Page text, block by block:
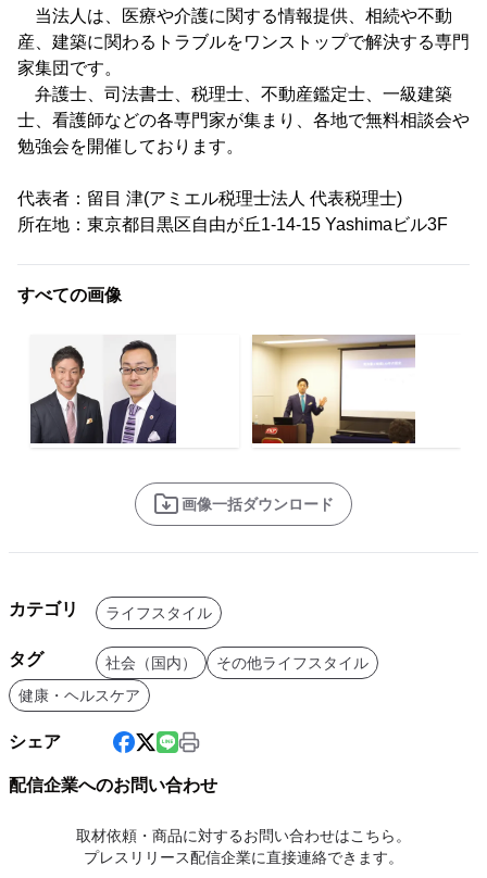
当法人は、医療や介護に関する情報提供、相続や不動
産、建築に関わるトラブルをワンストップで解決する専門
家集団です。
弁護士、司法書士、税理士、不動産鑑定士、一級建築
士、看護師などの各専門家が集まり、各地で無料相談会や
勉強会を開催しております。
代表者：留目 津(アミエル税理士法人 代表税理士)
所在地：東京都目黒区自由が丘1-14-15 Yashimaビル3F
すべての画像
画像一括ダウンロード
カテゴリ ライフスタイル
タグ 社会（国内）
その他ライフスタイル
健康・ヘルスケア
シェア
配信企業へのお問い合わせ
取材依頼・商品に対するお問い合わせはこちら。
プレスリリース配信企業に直接連絡できます。